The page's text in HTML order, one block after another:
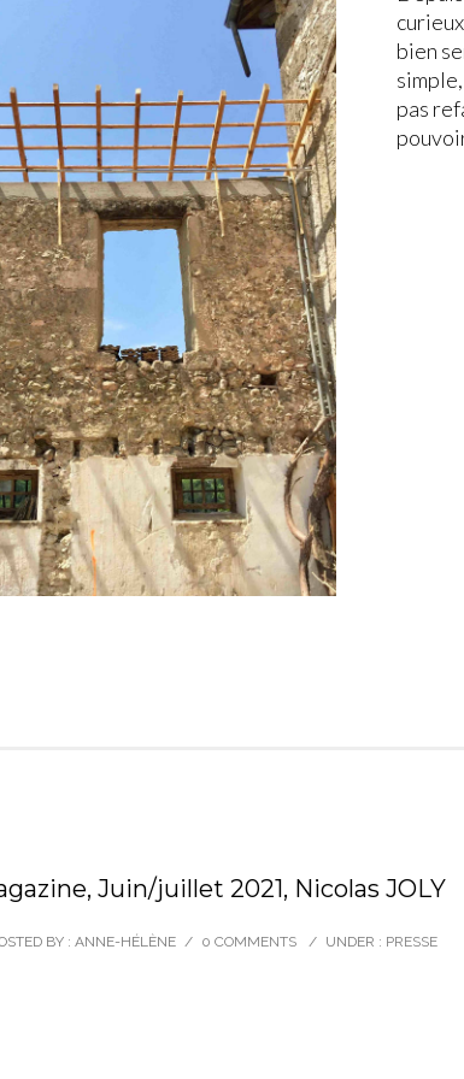
bien
pas
Juin/juillet 2021, Nicolas JOLY
BY : ANNE-HÉLÈNE / 0 COMMENTS / UNDER : PRESSE